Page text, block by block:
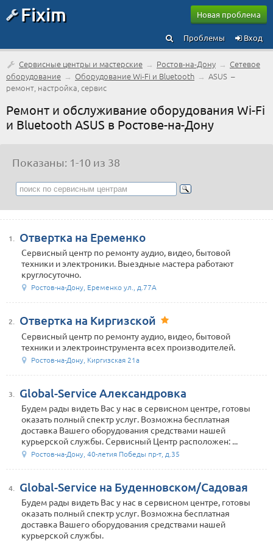
Fixim Новая проблема
Вход
Проблемы
Сервисные центры и мастерские → Ростов-на-Дону → Сетевое
оборудование → Оборудование Wi-Fi и Bluetooth → ASUS –
ремонт, настройка, сервис
Ремонт и обслуживание оборудования Wi-Fi
и Bluetooth ASUS в Ростове-на-Дону
Показаны: 1-10 из 38
1. Отвертка на Еременко
Сервисный центр по ремонту аудио, видео, бытовой
техники и электроники. Выездные мастера работают
круглосуточно.
Ростов-на-Дону, Еременко ул., д.77А
2. Отвертка на Киргизской
Сервисный центр по ремонту аудио, видео, бытовой
техники и электроинструмента всех производителей.
Ростов-на-Дону, Киргизская 21а
3. Global-Service Александровка
Будем рады видеть Вас у нас в сервисном центре, готовы
оказать полный спектр услуг. Возможна бесплатная
доставка Вашего оборудования средствами нашей
курьерской службы. Сервисный Центр расположен: ...
Ростов-на-Дону, 40-летия Победы пр-т, д.35
4. Global-Service на Буденновском/Садовая
Будем рады видеть Вас у нас в сервисном центре, готовы
оказать полный спектр услуг. Возможна бесплатная
доставка Вашего оборудования средствами нашей
курьерской службы.